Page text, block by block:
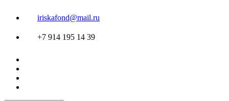
iriskafond@mail.ru
+7 914 195 14 39